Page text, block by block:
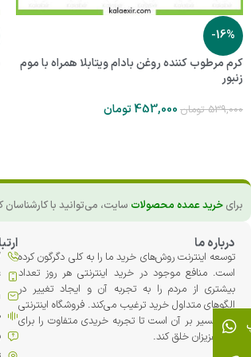
-16%
کرم مرطوب کننده روغن بادام ویتابلا همراه با موم
زنبور
539,000 تومان 453,000تومان
برای خرید عمده محصولات سایت، می‌توانید با کارشناسان
درباره ما
توسعه اینترنت روش‌های خرید ما را به کلی دگرگون کرده
است. منافع موجود در خرید اینترنتی هر روز تعداد
بیشتری از مردم را به تجربه آن و ایجاد تغییر در
الگوهای متداول خرید ترغیب می‏‌کند. فروشگاه اینترنتی
کالا اکسیر بر آن است تا تجربه خریدی متفاوت را برای
شما عزیزان خلق کند.